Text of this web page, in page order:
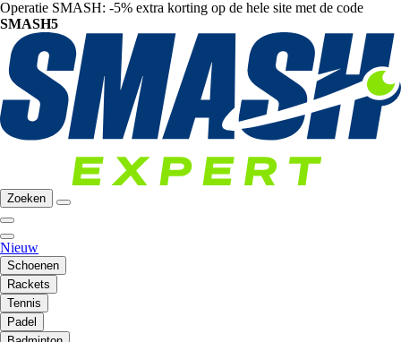
Operatie SMASH: -5% extra korting op de hele site met de code
SMASH5
Zoeken
Nieuw
Schoenen
Rackets
Tennis
Padel